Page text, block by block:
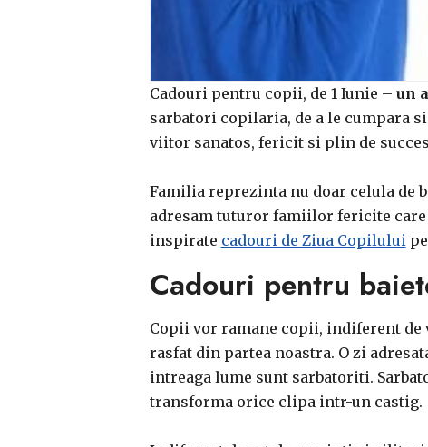
Cadouri pentru copii, de 1 Iunie – un
sarbatori copilaria, de a le cumpara
viitor sanatos, fericit si plin de
Familia reprezinta nu doar celula de
adresam tuturor famiilor fericite care
inspirate cadouri de Ziua Copilului
Cadouri pentru
Copii vor ramane copii, indiferent
rasfat din partea noastra. O zi
intreaga lume sunt sarbatoriti.
transforma orice clipa intr-un castig.